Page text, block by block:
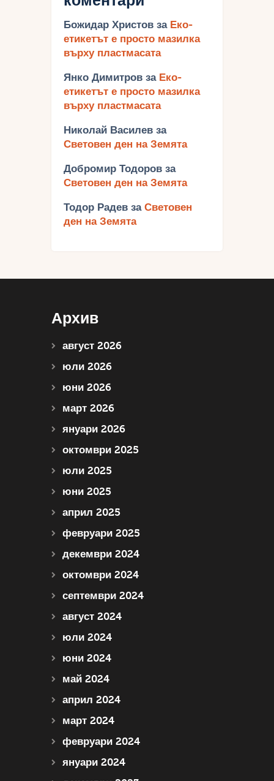
Божидар Христов за Еко-
етикетът е просто мазилка
върху пластмасата
Янко Димитров за Еко-
етикетът е просто мазилка
върху пластмасата
Николай Василев за
Световен ден на Земята
Добромир Тодоров за
Световен ден на Земята
Тодор Радев за Световен
ден на Земята
Архив
август 2026
юли 2026
юни 2026
март 2026
януари 2026
октомври 2025
юли 2025
юни 2025
април 2025
февруари 2025
декември 2024
октомври 2024
септември 2024
август 2024
юли 2024
юни 2024
май 2024
април 2024
март 2024
февруари 2024
януари 2024